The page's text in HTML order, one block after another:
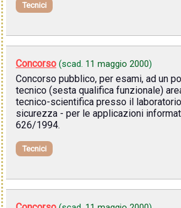
Tecnici
Concorso (scad. 11 maggio 2000)
Concorso pubblico, per esami, ad un
tecnico (sesta qualifica funzionale)
tecnico-scientifica presso il
sicurezza - per le applicazioni
626/1994.
Tecnici